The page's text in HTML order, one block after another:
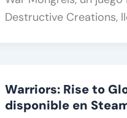
Destructive Creations,
Warriors: Rise to
disponible en